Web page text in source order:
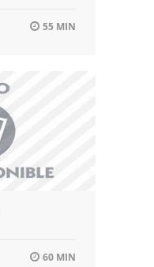
55 MIN
60 MIN